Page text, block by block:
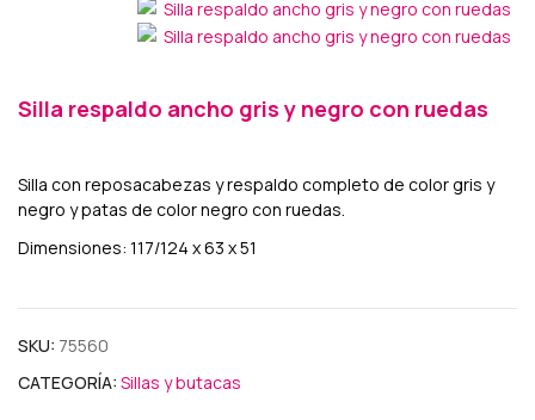
Silla respaldo ancho gris y negro con ruedas
Silla con reposacabezas y respaldo completo de color gris y
negro y patas de color negro con ruedas.
Dimensiones: 117/124 x 63 x 51
SKU: 75560
CATEGORÍA: Sillas y butacas